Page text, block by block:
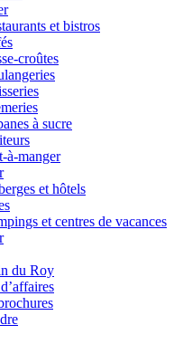
et bistros
croûtes
à sucre
à-manger
et hôtels
et centres de vacances
du Roy